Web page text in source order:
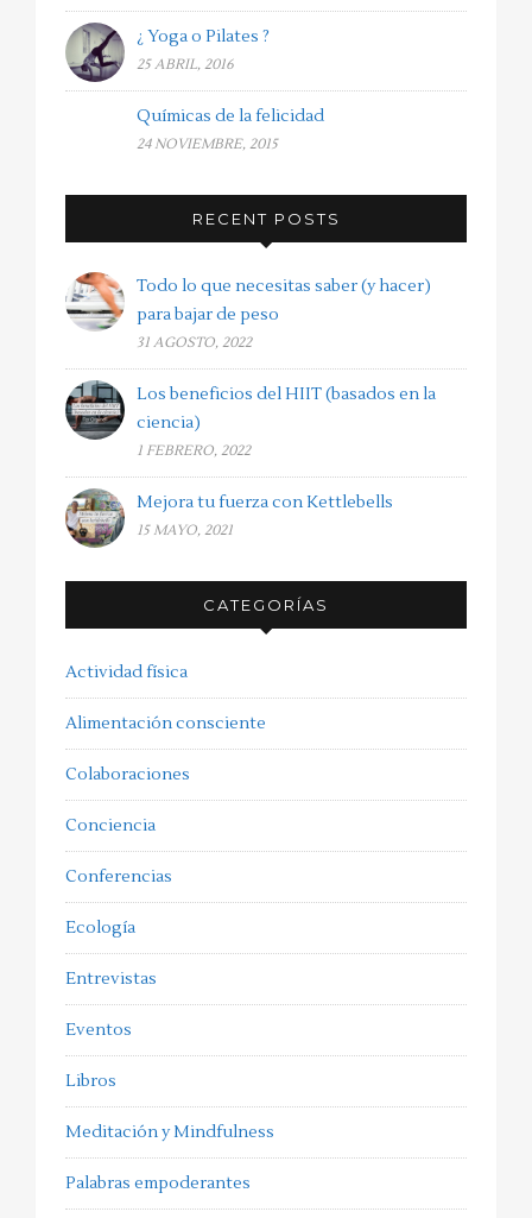
¿ Yoga o Pilates ?
25 ABRIL, 2016
Químicas de la felicidad
24 NOVIEMBRE, 2015
RECENT POSTS
Todo lo que necesitas saber (y hacer)
para bajar de peso
31 AGOSTO, 2022
Los beneficios del HIIT (basados en la
ciencia)
1 FEBRERO, 2022
Mejora tu fuerza con Kettlebells
15 MAYO, 2021
CATEGORÍAS
Actividad física
Alimentación consciente
Colaboraciones
Conciencia
Conferencias
Ecología
Entrevistas
Eventos
Libros
Meditación y Mindfulness
Palabras empoderantes